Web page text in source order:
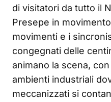
di visitatori da tutto il
Presepe in
movimenti e i
congegnati delle
animano la scena,
ambienti industriali
meccanizzati si